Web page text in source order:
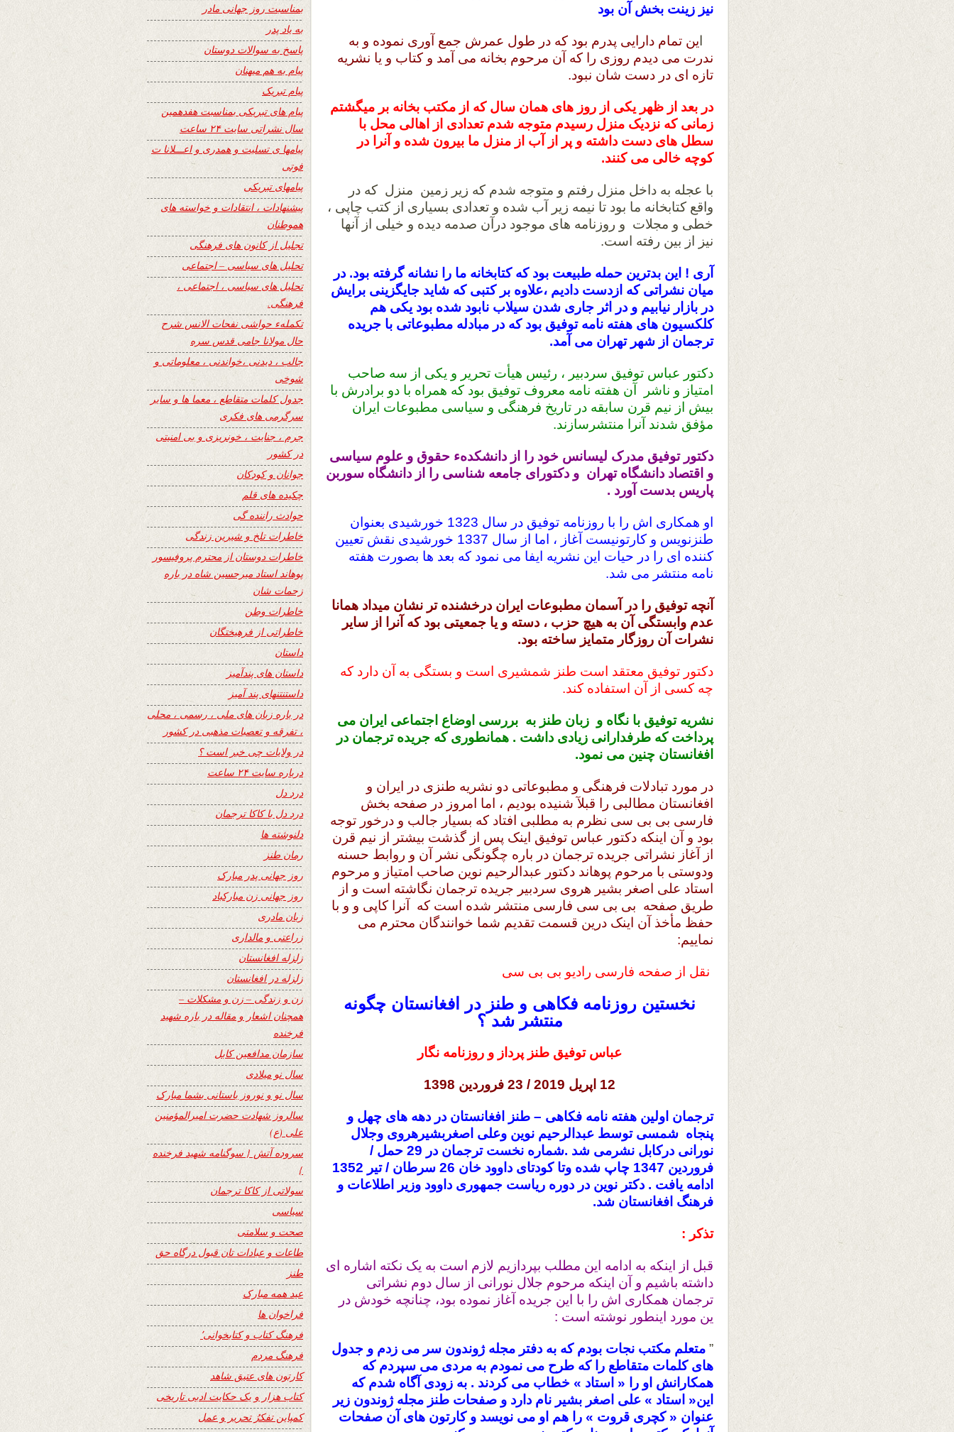
نیز زینت بخش آن بود
ین تمام دارایی پدرم بود که در طول عمرش جمع آوری نموده و به
ندرت می دیدم روزی را که آن مرحوم بخانه می آمد و کتاب و یا نشریه
تازه ای در دست شان نبود.
در بعد از ظهر یکی از روز های همان سال که از مکتب بخانه بر میگشتم
زمانی که نزدیک منزل رسیدم متوجه شدم تعدادی از اهالی محل با
سطل های دست داشته و پر از آب از منزل ما بیرون شده و آنرا در
کوچه خالی می کنند.
با عجله به داخل منزل رفتم و متوجه شدم که زیر زمین منزل که در
واقع کتابخانه ما بود تا نیمه زیر آب شده و تعدادی بسیاری از کتب چاپی ،
خطی و مجلات و روزنامه های موجود درآن صدمه دیده و خیلی از آنها
نیز از بین رفته است.
آری ! این بدترین حمله طبیعت بود که کتابخانه ما را نشانه گرفته بود. در
میان نشراتی که ازدست دادیم ،علاوه بر کتبی که شاید جایگزینی برایش
در بازار نیابیم و در اثر جاری شدن سیلاب نابود شده بود یکی هم
کلکسیون های هفته نامه توفیق بود که در مبادله مطبوعاتی با جریده
ترجمان از شهر تهران می آمد.
دکتور عباس توفیق سردبیر ، رئیس هیأت تحریر و یکی از سه صاحب
امتیاز و ناشر آن هفته نامه معروف توفیق بود که همراه با دو برادرش با
بیش از نیم قرن سابقه در تاریخ فرهنگی و سیاسی مطبوعات ایران
مؤفق شدند آنرا منتشرسازند.
دکتور توفیق مدرک لیسانس خود را از دانشکدهء حقوق و علوم سیاسی
و اقتصاد دانشگاه تهران و دکتورای جامعه شناسی را از دانشگاه سوربن
پاریس بدست آورد .
او همکاری اش را با روزنامه توفیق در سال 1323 خورشیدی بعنوان
طنزنویس و کارتونیست آغاز ، اما از سال 1337 خورشیدی نقش تعیین
کننده ای را در حیات این نشریه ایفا می نمود که بعد ها بصورت هفته
نامه منتشر می شد.
آنچه توفیق را در آسمان مطبوعات ایران درخشنده تر نشان میداد همانا
عدم وابستگی آن به هیچ حزب ، دسته و یا جمعیتی بود که آنرا از سایر
نشرات آن روزگار متمایز ساخته بود.
دکتور توفیق معتقد است طنز شمشیری است و بستگی به آن دارد که
چه کسی از آن استفاده کند.
نشریه توفیق با نگاه و زبان طنز به بررسی اوضاع اجتماعی ایران می
پرداخت که طرفدارانی زیادی داشت . همانطوری که جریده ترجمان در
افغانستان چنین می نمود.
در مورد تبادلات فرهنگی و مطبوعاتی دو نشریه طنزی در ایران و
افغانستان مطالبی را قبلآ شنیده بودیم ، اما امروز در صفحه بخش
فارسی بی بی سی نظرم به مطلبی افتاد که بسیار جالب و درخور توجه
بود و آن اینکه دکتور عباس توفیق اینک پس از گذشت بیشتر از نیم قرن
از آغاز نشراتی جریده ترجمان در باره چگونگی نشر آن و روابط حسنه
ودوستی با مرحوم پوهاند دکتور عبدالرحیم نوین صاحب امتیاز و مرحوم
استاد علی اصغر بشیر هروی سردبیر جریده ترجمان نگاشته است و از
طریق صفحه بی بی سی فارسی منتشر شده است که آنرا کاپی و و با
حفظ مأخذ آن اینک درین قسمت تقدیم شما خوانندگان محترم می
نماییم:
نقل از صفحه فارسی رادیو بی بی سی
نخستین روزنامه فکاهی و طنز در افغانستان چگونه
منتشر شد ؟
عباس توفیق طنز پرداز و روزنامه نگار
12 اپریل 2019 / 23 فروردین 1398
ترجمان اولین هفته نامه فکاهی – طنز افغانستان در دهه های چهل و
پنجاه شمسی توسط عبدالرحیم نوین وعلی اصغربشیرهروی وجلال
نورانی درکابل نشرمی شد .شماره نخست ترجمان در 29 حمل /
فروردین 1347 چاپ شده وتا کودتای داوود خان 26 سرطان / تیر 1352
ادامه یافت . دکتر نوین در دوره ریاست جمهوری داوود وزیر اطلاعات و
فرهنگ افغانستان شد.
تذکر :
قبل از اینکه به ادامه این مطلب بپردازیم لازم است به یک نکته اشاره ای
داشته باشیم و آن اینکه مرحوم جلال نورانی از سال دوم نشراتی
ترجمان همکاری اش را با این جریده آغاز نموده بود، چنانچه خودش در
ین مورد اینطور نوشته است :
” متعلم مکتب نجات بودم که به دفتر مجله ژوندون سر می زدم و جدول
های کلمات متقاطع را که طرح می نمودم به مردی می سپردم که
همکارانش او را « استاد » خطاب می کردند . به زودی آگاه شدم که
این« استاد » علی اصغر بشیر نام دارد و صفحات طنز مجله ژوندون زیر
عنوان « کچری قروت » را هم او می نویسد و کارتون های آن صفحات
بمناسبت روز جهانی مادر
به یاد پدر
پاسخ به سوالات دوستان
پیام به هم میهنان
پیام تبریک
پیام های تبریکی بمناسبت هفدهمین
سال نشراتی سایت ۲۴ ساعت
پیامها ی تسلیت و همدری و اعـــلانا ت
فوتی
پیامهای تبریکی
پیشنهادات ، انتقادات و خواسته های
هموطنان
تجلیل از کانون های فرهنگی
تحلیل های سیاسی – اجتماعی
تحلیل های سیاسی ، اجتماعی ،
فرهنگی.
تکملهء حواشی نفحات الانس شرح
حال مولانا جامی قدس سره
جالب ، دیدنی ،خواندنی ، معلوماتی و
شوخی
جدول کلمات متقاطع ، معما ها و سایر
سرگرمی های فکری
جرم ، جنایت ، خونریزی و بی امنیتی
در کشور
جوانان و کودکان
چکیده های قلم
حوادث راننده گی
خاطرات تلخ و شیرین زندگی
خاطرات دوستان از محترم پروفیسور
پوهاند استاد میرحسین شاه در باره
زحمات شان
خاطرات وطن
خاطراتی از فرهیختگان
داستان
داستان های پندآمیز
داستنتنهای پند آمیز
در باره زبان های ملی ، رسمی ، محلی
، تفرقه و تعصبات مذهبی در کشور
در ولایات چی خبر است ؟
درباره سایت ۲۴ ساعت
درد دل
درد دل با کاکا ترجمان
دلنوشته ها
رمان طنز
روز جهانی پدر مبارک
روز جهانی زن مبارکباد
زبان مادری
زراعتی و مالداری
زلزله افغانستان
زلزله در افغانستان
زن و زندگی – زن و مشکلات –
همچنان اشعار و مقاله در باره شهید
فرخنده
سازمان مدافعین کابل
سال نو میلادی
سال نو و نوروز باستانی بشما مبارک
سالروز شهادت حضرت امیرالمؤمنین
علی (ع)
سروده آتش { سوگنامه شهید فرخنده
}
سولاتی از کاکا ترجمان
سیاسی
صحت و سلامتی
طاعات و عبادات تان قبول درگاه حق
طنز
عید همه مبارک
فراخوان ها
فرهنگ کتاب و کتابخوانی٬
فرهنگ مردم
کارتون های عتیق شاهد
کتاب هزار و یک حکایت ادبی تاریخی
کمپاین تفکرُ تحریر و عمل